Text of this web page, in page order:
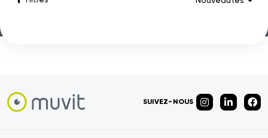
SUIVEZ-NOUS